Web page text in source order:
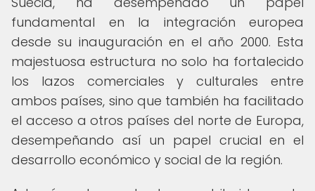
fundamental en la integración europea
desde su inauguración en el año 2000. Esta
majestuosa estructura no solo ha fortalecido
los lazos comerciales y culturales entre
ambos países, sino que también ha facilitado
el acceso a otros países del norte de Europa,
desempeñando así un papel crucial en el
desarrollo económico y social de la región.